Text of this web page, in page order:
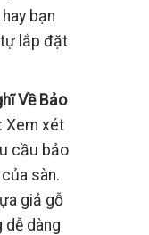
bạn
lắp đặt
Về Bảo
Xem xét
cầu bảo
sàn.
giả gỗ
dễ dàng